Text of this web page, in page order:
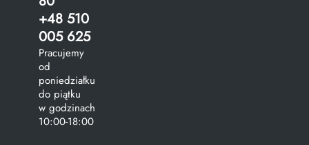
+48 510
005 625
Pracujemy
od
poniedziałku
do piątku
w godzinach
10:00-18:00